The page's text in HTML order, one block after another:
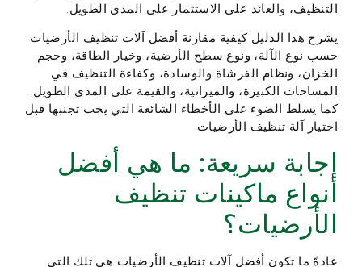
التنظيف، والعائد على الاستثمار على المدى الطويل.
يشرح هذا الدليل كيفية مقارنة أفضل آلات تنظيف الأرضيات
حسب نوع الآلة، ونوع سطح الأرضية، وخيار الطاقة، وحجم
الخزان، ونظام الفرشاة والوسادة، وكفاءة التنظيف في
المساحات الكبيرة، والميزانية، والقيمة على المدى الطويل.
كما يسلط الضوء على الأخطاء الشائعة التي يجب تجنبها قبل
اختيار آلة تنظيف الأرضيات.
إجابة سريعة: ما هي أفضل
أنواع ماكينات تنظيف
الأرضيات؟
عادةً ما تكون أفضل آلات تنظيف الأرضيات هي تلك التي